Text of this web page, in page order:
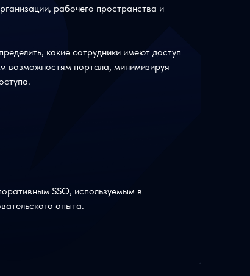
рабочего пространства и
какие сотрудники имеют доступ
возможностям портала, минимизируя
SSO, используемым в
опыта.